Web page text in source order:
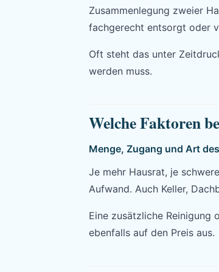
Zusammenlegung zweier
fachgerecht entsorgt oder
Oft steht das unter
werden muss.
Welche Faktoren
Menge, Zugang und Art
Je mehr Hausrat, je
Aufwand. Auch Keller,
Eine zusätzliche Reinigung
ebenfalls auf den Preis aus.